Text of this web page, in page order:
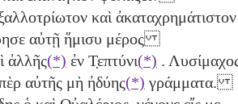
καὶ ἀκαταχρημάτιστον
αὐτῇ ἥμισυ μέρος
ἀλλῆς(*) ἐν Τ̣επτύνι(*) .
αὐτῆς μὴ ἠδύης(*) γράμματα.